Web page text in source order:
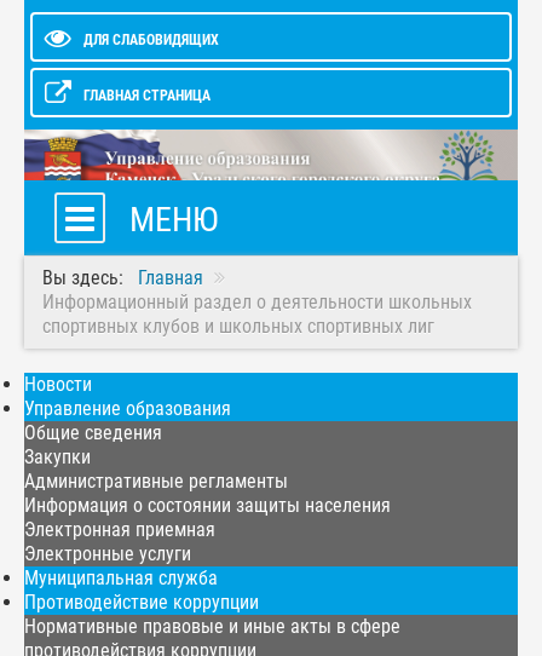
ДЛЯ СЛАБОВИДЯЩИХ
ГЛАВНАЯ СТРАНИЦА
МЕНЮ
Вы здесь:
Главная
Информационный раздел о деятельности школьных
спортивных клубов и школьных спортивных лиг
Новости
Управление образования
Общие сведения
Закупки
Административные регламенты
Информация о состоянии защиты населения
Электронная приемная
Электронные услуги
Муниципальная служба
Противодействие коррупции
Нормативные правовые и иные акты в сфере
противодействия коррупции